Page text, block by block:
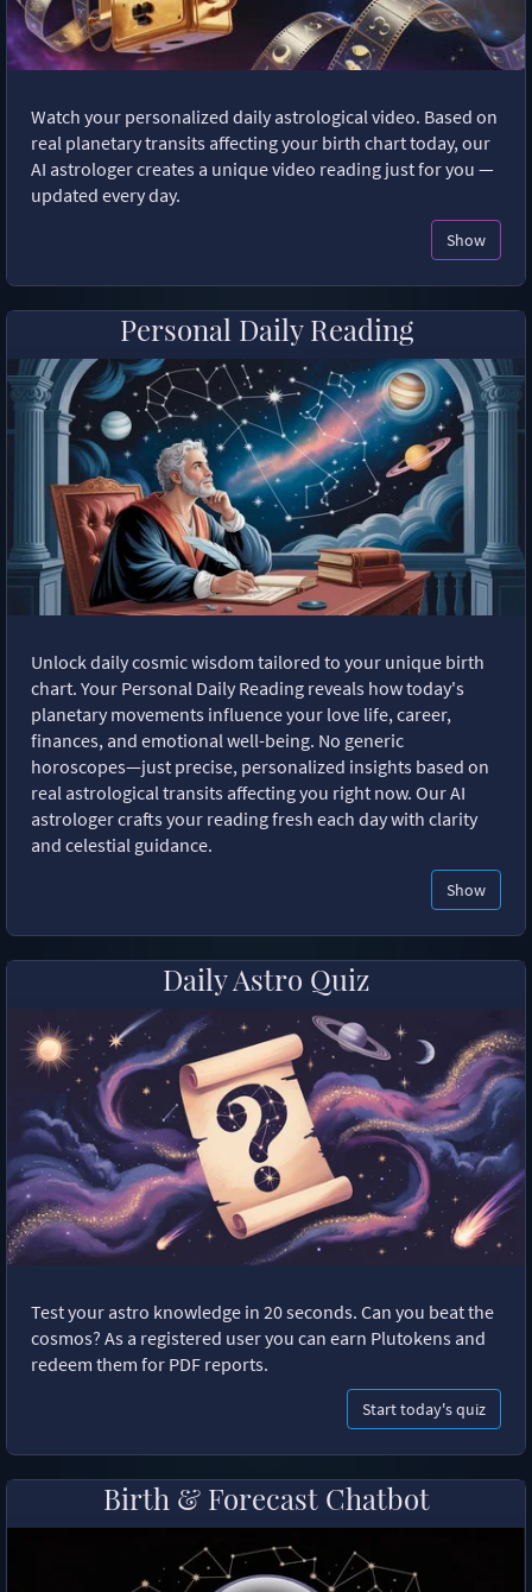
Watch your personalized daily astrological video. Based on
real planetary transits affecting your birth chart today, our
AI astrologer creates a unique video reading just for you —
updated every day.
Show
Personal Daily Reading
Unlock daily cosmic wisdom tailored to your unique birth
chart. Your Personal Daily Reading reveals how today's
planetary movements influence your love life, career,
finances, and emotional well-being. No generic
horoscopes—just precise, personalized insights based on
real astrological transits affecting you right now. Our AI
astrologer crafts your reading fresh each day with clarity
and celestial guidance.
Show
Daily Astro Quiz
Test your astro knowledge in 20 seconds. Can you beat the
cosmos? As a registered user you can earn Plutokens and
redeem them for PDF reports.
Start today's quiz
Birth & Forecast Chatbot